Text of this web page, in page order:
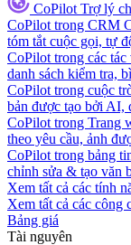
CoPilot Trợ lý
CoPilot trong CRM
tóm tắt cuộc gọi, tự
CoPilot trong các tác
danh sách kiểm tra,
CoPilot trong cuộc
bản được tạo bởi AI,
CoPilot trong Trang
theo yêu cầu, ảnh
CoPilot trong bảng
chỉnh sửa & tạo văn
Xem tất cả các tính
Xem tất cả các công
Bảng giá
Tài nguyên